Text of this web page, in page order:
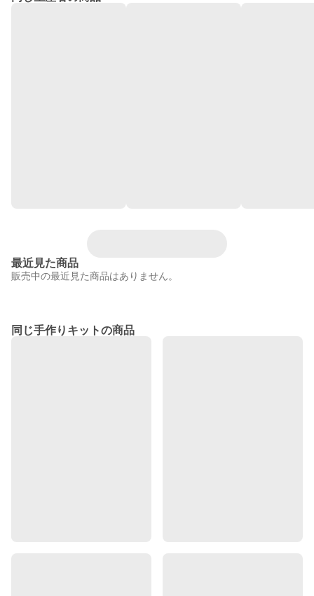
最近見た商品
販売中の最近見た商品はありません。
同じ手作りキットの商品